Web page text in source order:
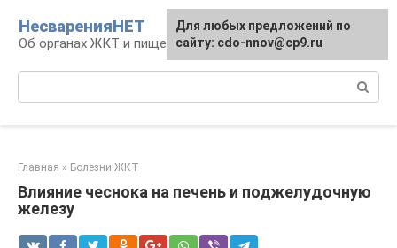
контенту
НесваренияНЕТ
Об органах ЖКТ и пищеварении
Главная » Болезни ЖКТ
Влияние чеснока на печень и поджелудочную
железу
Для любых предложений по
сайту: cdo-nnov@cp9.ru